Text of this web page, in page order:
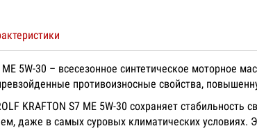
ME 5W-30 – всесезонное синтетическое моторное
противоизносные свойства,
KRAFTON S7 ME 5W-30 сохраняет
даже в самых суровых климатических